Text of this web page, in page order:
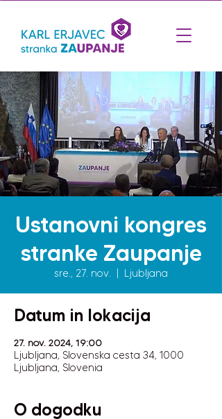
Ustanovni kongres
stranke Zaupanje
sre., 27. nov. Ljubljana
Datum in lokacija
27. nov. 2024, 19:00
Ljubljana, Slovenska cesta 34, 1000
Ljubljana, Slovenia
O dogodku